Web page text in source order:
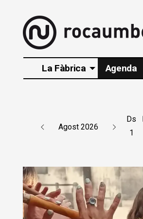
La Fàbrica Agenda
Agost 2026
Ds
1